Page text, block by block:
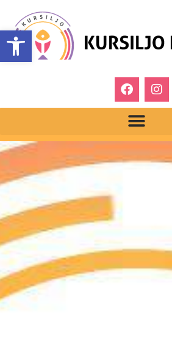
Open toolbar